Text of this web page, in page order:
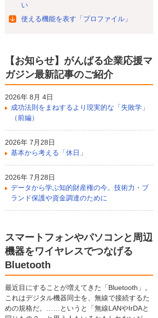
い
使える機能を表す「プロファイル」
【お知らせ】がんばる企業応援マ
ガジン最新記事のご紹介
2026年 8月 4日
成功法則をまねするより現実的な「失敗学」
（前編）
2026年 7月28日
基本から考える「休日」
2026年 7月28日
データから学ぶ知的財産権の今。技術力・ブ
ランド保護や資金調達のために
スマートフォンやパソコンと周辺
機器をワイヤレスでつなげる
Bluetooth
最近目にすることが増えてきた「Bluetooth」。
これはデジタル機器同士を、無線で接続するた
めの規格だ。……というと「無線LANやIrDAと